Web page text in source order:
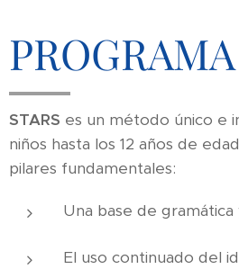
STARS es un método único e
niños hasta los 12 años de
pilares fundamentales:
Una base de
El uso continuado del